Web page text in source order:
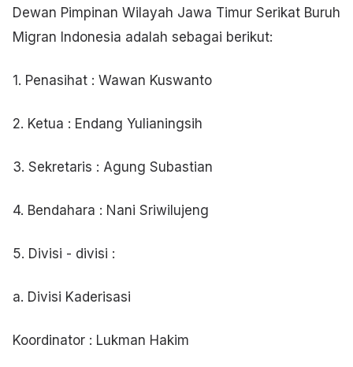
Dewan Pimpinan Wilayah Jawa Timur Serikat Buruh
Migran Indonesia adalah sebagai berikut:
1. Penasihat : Wawan Kuswanto
2. Ketua : Endang Yulianingsih
3. Sekretaris : Agung Subastian
4. Bendahara : Nani Sriwilujeng
5. Divisi - divisi :
a. Divisi Kaderisasi
Koordinator : Lukman Hakim